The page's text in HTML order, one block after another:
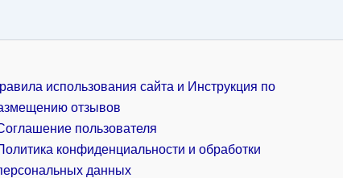
использования сайта и Инструкция по
отзывов
пользователя
конфиденциальности и обработки
данных